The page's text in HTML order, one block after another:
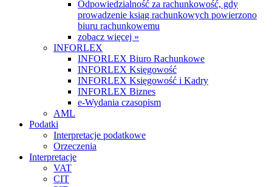
Odpowiedzialność za rachunkowość, gdy
prowadzenie ksiąg rachunkowych powierzono
biuru rachunkowemu
zobacz więcej »
INFORLEX
INFORLEX Biuro Rachunkowe
INFORLEX Księgowość
INFORLEX Księgowość i Kadry
INFORLEX Biznes
e-Wydania czasopism
AML
Podatki
Interpretacje podatkowe
Orzeczenia
Interpretacje
VAT
CIT